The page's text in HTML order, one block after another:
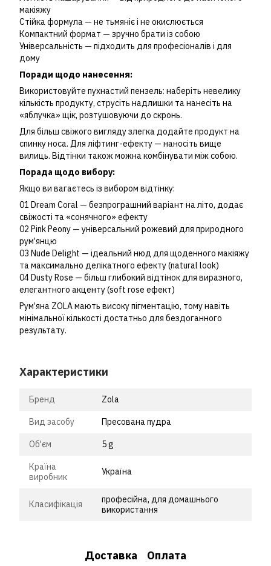
макіяжу
Стійка формула — не тьмяніє і не окислюється
Компактний формат — зручно брати із собою
Універсальність — підходить для професіоналів і для
дому
Поради щодо нанесення:
Використовуйте пухнастий пензель: наберіть невелику
кількість продукту, струсіть надлишки та нанесіть на
«яблучка» щік, розтушовуючи до скронь.
Для більш свіжого вигляду злегка додайте продукт на
спинку носа. Для ліфтинг-ефекту — наносіть вище
вилиць. Відтінки також можна комбінувати між собою.
Порада щодо вибору:
Якщо ви вагаєтесь із вибором відтінку:
01 Dream Coral — безпрограшний варіант на літо, додає
свіжості та «сонячного» ефекту
02 Pink Peony — універсальний рожевий для природного
рум’янцю
03 Nude Delight — ідеальний нюд для щоденного макіяжу
та максимально делікатного ефекту (natural look)
04 Dusty Rose — більш глибокий відтінок для виразного,
елегантного акценту (soft rose ефект)
Рум’яна ZOLA мають високу пігментацію, тому навіть
мінімальної кількості достатньо для бездоганного
результату.
Характеристики
Бренд Zola
Вид засобу Пресована пудра
Об'єм 5 g
Країна
виробник
Україна
Класифікація
професійна, для домашнього
використання
Доставка Оплата